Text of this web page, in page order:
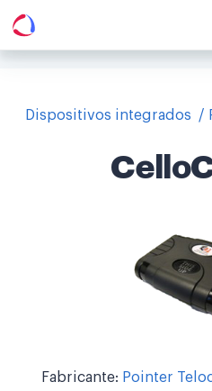
Dispositivos integrados
Fabricante: Pointer